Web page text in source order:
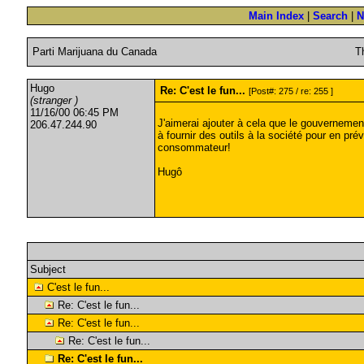
Main Index Search
Parti Marijuana du Canada
Hugo
(stranger )
11/16/00 06:45 PM
206.47.244.90
Re: C'est le fun... [Post#: 275 / re: 255 ]
J'aimerai ajouter à cela que le
à fournir des outils à la société pour en
consommateur!
Hugô
Subject
C'est le fun...
Re: C'est le fun...
Re: C'est le fun...
Re: C'est le fun...
Re: C'est le fun...